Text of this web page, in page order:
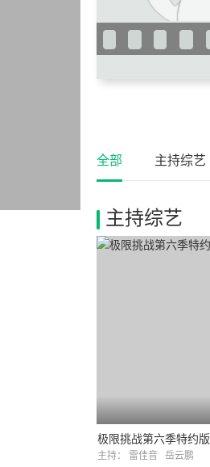
全部 主持综艺
主持综艺
极限挑战第六季特约版
主持： 雷佳音 岳云鹏